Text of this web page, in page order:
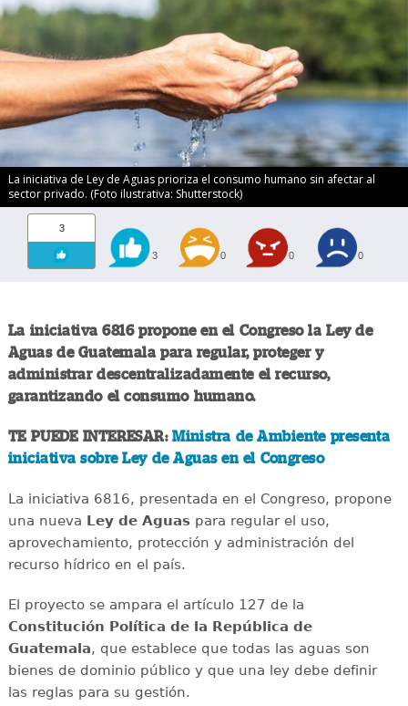
La iniciativa de Ley de Aguas prioriza el consumo humano sin afectar al
sector privado. (Foto ilustrativa: Shutterstock)
3
3 0 0 0
La iniciativa 6816 propone en el Congreso la Ley de
Aguas de Guatemala para regular, proteger y
administrar descentralizadamente el recurso,
garantizando el consumo humano.
TE PUEDE INTERESAR:Ministra de Ambiente presenta
iniciativa sobre Ley de Aguas en el Congreso
La iniciativa 6816, presentada en el Congreso, propone
una nueva Ley de Aguaspara regular el uso,
aprovechamiento, protección y administración del
recurso hídrico en el país.
El proyecto se ampara el artículo 127 de la
Constitución Política de la República de
Guatemala, que establece que todas las aguas son
bienes de dominio público y que una ley debe definir
las reglas para su gestión.